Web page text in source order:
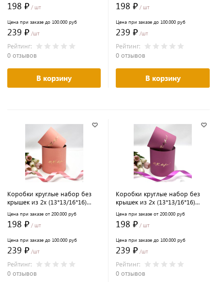
198 ₽ / шт
Цена при заказе до 100.000 руб
239 ₽ /шт
Рейтинг:
0 отзывов
В корзину
198 ₽ / шт
Цена при заказе до 100.000 руб
239 ₽ /шт
Рейтинг:
0 отзывов
В корзину
Коробки круглые набор без
крышек из 2х (13*13/16*16)
Марта
Цена при заказе от 200.000 руб
198 ₽ / шт
Цена при заказе до 100.000 руб
239 ₽ /шт
Рейтинг:
0 отзывов
Коробки круглые набор без
крышек из 2х (13*13/16*16)
Цена при заказе от 200.000 руб
198 ₽ / шт
Цена при заказе до 100.000 руб
239 ₽ /шт
Рейтинг:
0 отзывов